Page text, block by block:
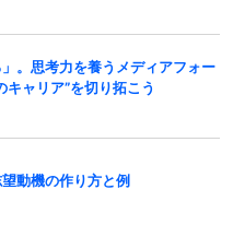
」。思考力を養うメディアフォー
キャリア”を切り拓こう
動機の作り方と例